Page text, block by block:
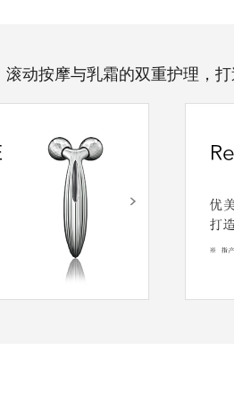
滚动按摩与乳霜的双重护理，打